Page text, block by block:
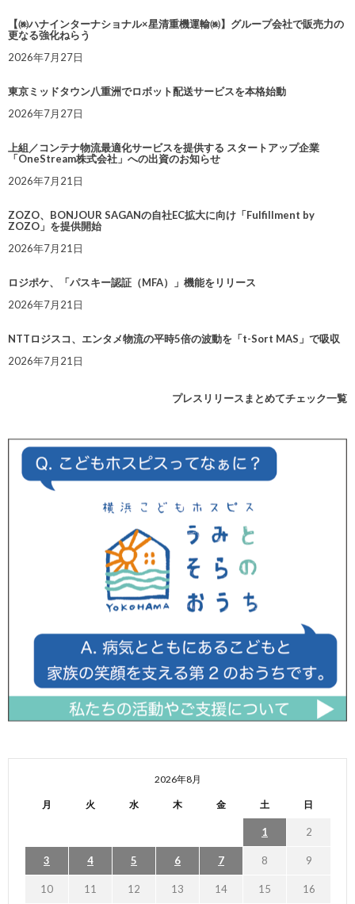
【㈱ハナインターナショナル×星清重機運輸㈱】グループ会社で販売力の
更なる強化ねらう
2026年7月27日
東京ミッドタウン八重洲でロボット配送サービスを本格始動
2026年7月27日
上組／コンテナ物流最適化サービスを提供する スタートアップ企業
「OneStream株式会社」への出資のお知らせ
2026年7月21日
ZOZO、BONJOUR SAGANの自社EC拡大に向け「Fulfillment by
ZOZO」を提供開始
2026年7月21日
ロジポケ、「パスキー認証（MFA）」機能をリリース
2026年7月21日
NTTロジスコ、エンタメ物流の平時5倍の波動を「t-Sort MAS」で吸収
2026年7月21日
プレスリリースまとめてチェック一覧
2026年8月
月 火 水 木 金 土 日
1 2
3 4 5 6 7 8 9
10 11 12 13 14 15 16